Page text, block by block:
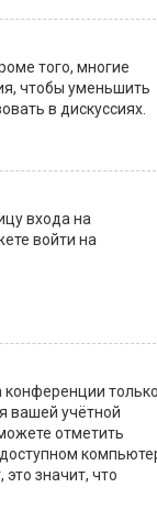
того, многие
чтобы уменьшить
в дискуссиях.
входа на
войти на
вашей учётной
отметить
это значит, что